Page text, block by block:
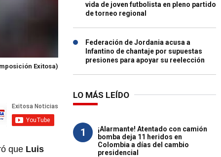
Exitosa)
que Luis
vida de joven futbolista en pleno partido
de torneo regional
Federación de Jordania acusa a
Infantino de chantaje por supuestas
presiones para apoyar su reelección
LO MÁS LEÍDO
1
¡Alarmante! Atentado con camión
bomba deja 11 heridos en
Colombia a días del cambio
presidencial